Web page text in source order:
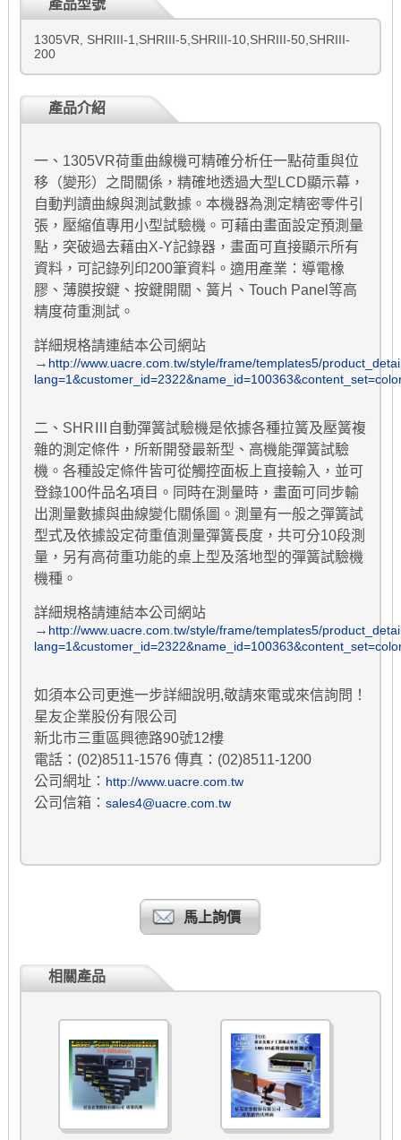
產品型號
1305VR, SHRIII-1,SHRIII-5,SHRIII-10,SHRIII-50,SHRIII-
200
產品介紹
一、1305VR荷重曲線機可精確分析任一點荷重與位
移（變形）之間關係，精確地透過大型LCD顯示幕，
自動判讀曲線與測試數據。本機器為測定精密零件引
張，壓縮值專用小型試驗機。可藉由畫面設定預測量
點，突破過去藉由X-Y記錄器，畫面可直接顯示所有
資料，可記錄列印200筆資料。適用產業：導電橡
膠、薄膜按鍵、按鍵開關、簧片、Touch Panel等高
精度荷重測試。
詳細規格請連結本公司網站
→ http://www.uacre.com.tw/style/frame/templates5/
二、SHRⅢ自動彈簧試驗機是依據各種拉簧及壓簧複
雜的測定條件，所新開發最新型、高機能彈簧試驗
機。各種設定條件皆可從觸控面板上直接輸入，並可
登錄100件品名項目。同時在測量時，畫面可同步輸
出測量數據與曲線變化關係圖。測量有一般之彈簧試
型式及依據設定荷重值測量彈簧長度，共可分10段測
量，另有高荷重功能的桌上型及落地型的彈簧試驗機
機種。
詳細規格請連結本公司網站
→ http://www.uacre.com.tw/style/frame/templates5/
如須本公司更進一步詳細說明,敬請來電或來信詢問！
星友企業股份有限公司
新北市三重區興德路90號12樓
電話：(02)8511-1576 傳真：(02)8511-1200
公司網址： http://www.uacre.com.tw
公司信箱： sales4@uacre.com.tw
馬上詢價
相關產品